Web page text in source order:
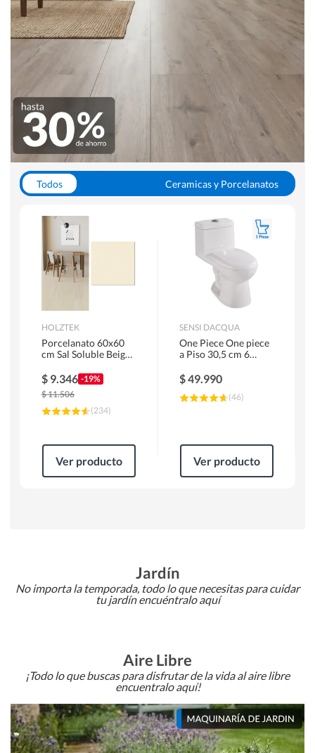
Todos
Ceramicas y Porcelanatos
WC y Sanitarios
Pisos Flotantes y Laminados
Pinturas
HOLZTEK
Porcelanato 60x60
cm Sal Soluble Beige
$ 9.346 -19%
$11.506
(234)
Ver producto
SENSI DACQUA
One Piece One piece
a Piso 30,5 cm 6
$49.990
(46)
Ver producto
Jardín
No importa la temporada, todo lo que necesitas para cuidar
tu jardín encuéntralo aquí
Aire Libre
¡Todo lo que buscas para disfrutar de la vida al aire libre
encuentralo aquí!